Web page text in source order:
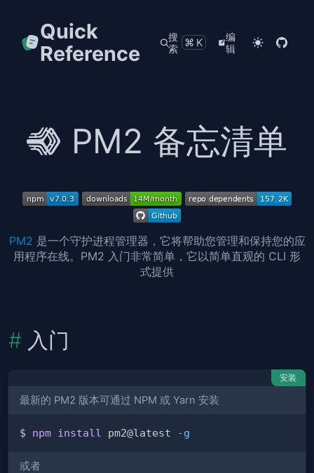
Quick
Reference
搜
索
⌘K
编
辑
PM2 备忘清单
PM2 是一个守护进程管理器，它将帮助您管理和保持您的应
用程序在线。PM2 入门非常简单，它以简单直观的 CLI 形
式提供
入门
安装
最新的 PM2 版本可通过 NPM 或 Yarn 安装
$ npm install pm2@latest -g
或者